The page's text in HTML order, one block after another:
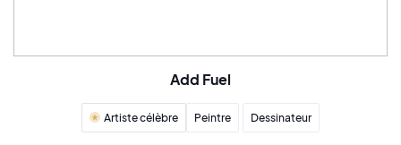
Add Fuel
Artiste célèbre Peintre Dessinateur